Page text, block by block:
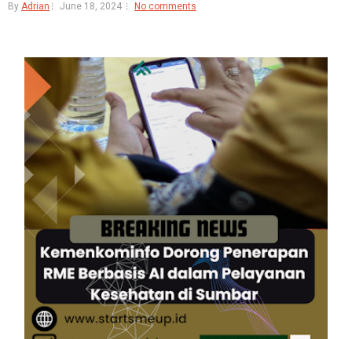
By Adrian June 18, 2024 No comments